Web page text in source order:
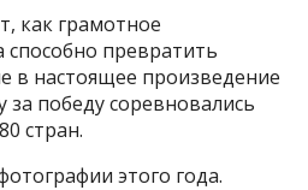
как грамотное
способно превратить
в настоящее произведение
за победу соревновались
стран.
этого года.